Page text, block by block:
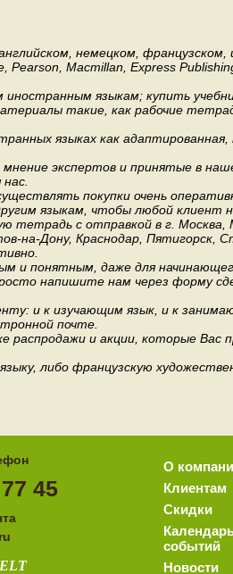
немецком, французском,
Macmillan, Express
языкам; купить
такие, как рабочие
языках как
экспертов и принятые в
покупки очень
языкам, чтобы любой клиент
тетрадь с отправкой в г.
Дону, Краснодар, Пятигорск,
и понятным, даже для
напишите нам через форму
и к изучающим язык, и к
почте.
и акции, которые Вас
либо французскую
45
ELT
О
Клиентам
Скидки
событий
Новости